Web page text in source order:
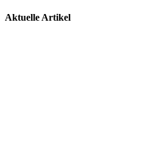
Aktuelle Artikel